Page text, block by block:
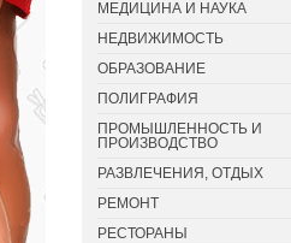
МЕДИЦИНА И НАУКА
НЕДВИЖИМОСТЬ
ОБРАЗОВАНИЕ
ПОЛИГРАФИЯ
ПРОМЫШЛЕННОСТЬ И
ПРОИЗВОДСТВО
РАЗВЛЕЧЕНИЯ, ОТДЫХ
РЕМОНТ
РЕСТОРАНЫ